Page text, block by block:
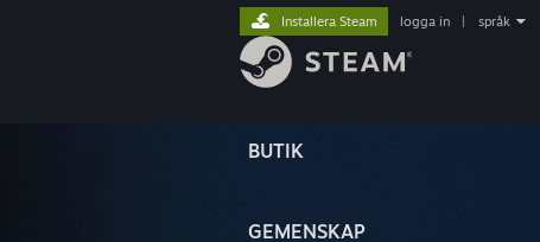
BUTIK
GEMENSKAP
Installera Steam logga in språk